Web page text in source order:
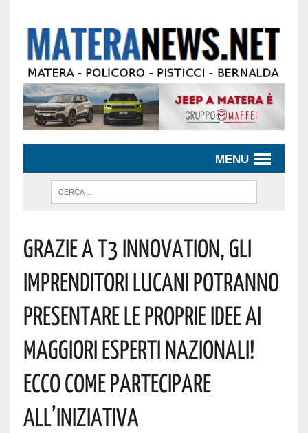
MENU
Grazie A T3 Innovation, Gli
Imprenditori Lucani Potranno
Presentare Le Proprie Idee Ai
Maggiori Esperti Nazionali!
Ecco Come Partecipare
All’iniziativa